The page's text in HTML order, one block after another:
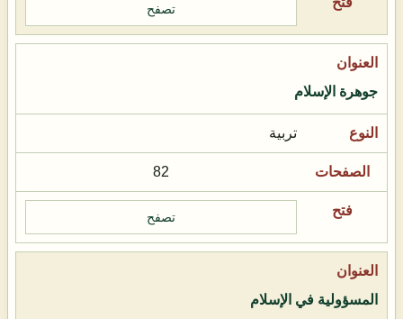
تصفح
جوهرة الإسلام
تربية
82
تصفح
المسؤولية في الإسلام